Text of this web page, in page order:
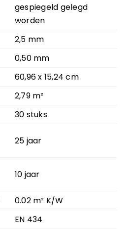
gespiegeld gelegd
worden
2,5 mm
0,50 mm
60,96 x 15,24 cm
2,79 m²
30 stuks
25 jaar
10 jaar
0.02 m² K/W
EN 434